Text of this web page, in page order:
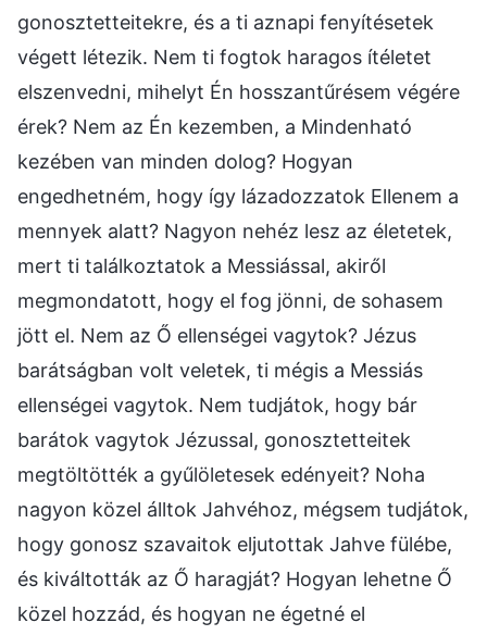
gonosztetteitekre, és a ti aznapi fenyítésetek
végett létezik. Nem ti fogtok haragos ítéletet
elszenvedni, mihelyt Én hosszantűrésem végére
érek? Nem az Én kezemben, a Mindenható
kezében van minden dolog? Hogyan
engedhetném, hogy így lázadozzatok Ellenem a
mennyek alatt? Nagyon nehéz lesz az életetek,
mert ti találkoztatok a Messiással, akiről
megmondatott, hogy el fog jönni, de sohasem
jött el. Nem az Ő ellenségei vagytok? Jézus
barátságban volt veletek, ti mégis a Messiás
ellenségei vagytok. Nem tudjátok, hogy bár
barátok vagytok Jézussal, gonosztetteitek
megtöltötték a gyűlöletesek edényeit? Noha
nagyon közel álltok Jahvéhoz, mégsem tudjátok,
hogy gonosz szavaitok eljutottak Jahve fülébe,
és kiváltották az Ő haragját? Hogyan lehetne Ő
közel hozzád, és hogyan ne égetné el